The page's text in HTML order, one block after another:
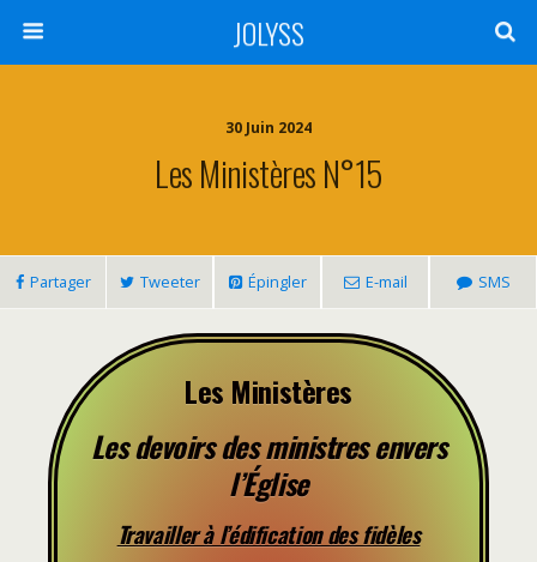
JOLYSS
30 Juin 2024
Les Ministères N°15
Partager Tweeter Épingler E-mail SMS
Les Ministères
Les devoirs des ministres envers
l’Église
Travailler à l’édification des fidèles